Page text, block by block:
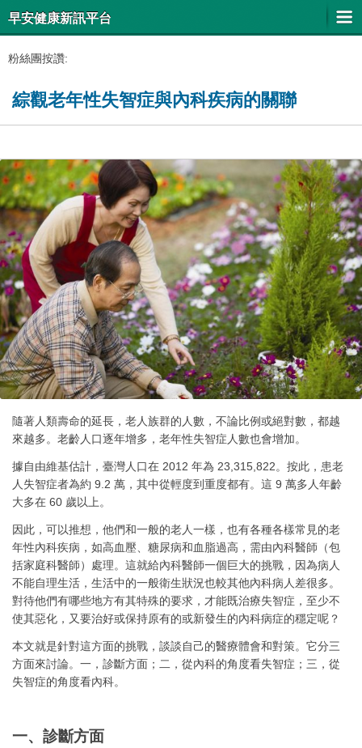
早安健康新訊平台
粉絲團按讚:
綜觀老年性失智症與內科疾病的關聯
隨著人類壽命的延長，老人族群的人數，不論比例或絕對數，都越
來越多。老齡人口逐年增多，老年性失智症人數也會增加。
據自由維基估計，臺灣人口在 2012 年為 23,315,822。按此，患老
人失智症者為約 9.2 萬，其中從輕度到重度都有。這 9 萬多人年齡
大多在 60 歲以上。
因此，可以推想，他們和一般的老人一樣，也有各種各樣常見的老
年性內科疾病，如高血壓、糖尿病和血脂過高，需由內科醫師（包
括家庭科醫師）處理。這就給內科醫師一個巨大的挑戰，因為病人
不能自理生活，生活中的一般衛生狀況也較其他內科病人差很多。
對待他們有哪些地方有其特殊的要求，才能既治療失智症，至少不
使其惡化，又要治好或保持原有的或新發生的內科病症的穩定呢？
本文就是針對這方面的挑戰，談談自己的醫療體會和對策。它分三
方面來討論。一，診斷方面；二，從內科的角度看失智症；三，從
失智症的角度看內科。
一、診斷方面